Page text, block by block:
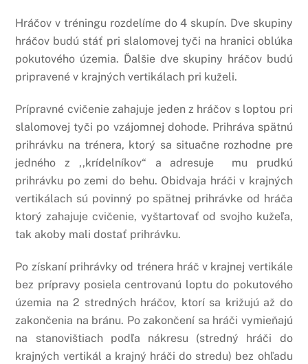
Hráčov v tréningu rozdelíme do 4 skupín. Dve skupiny
hráčov budú stáť pri slalomovej tyči na hranici oblúka
pokutového územia. Ďalšie dve skupiny hráčov budú
pripravené v krajných vertikálach pri kuželi.
Prípravné cvičenie zahajuje jeden z hráčov s loptou pri
slalomovej tyči po vzájomnej dohode. Prihráva spätnú
prihrávku na trénera, ktorý sa situačne rozhodne pre
jedného z ,,krídelníkov“ a adresuje mu prudkú
prihrávku po zemi do behu. Obidvaja hráči v krajných
vertikálach sú povinný po spätnej prihrávke od hráča
ktorý zahajuje cvičenie, vyštartovať od svojho kužeľa,
tak akoby mali dostať prihrávku.
Po získaní prihrávky od trénera hráč v krajnej vertikále
bez prípravy posiela centrovanú loptu do pokutového
územia na 2 stredných hráčov, ktorí sa križujú až do
zakončenia na bránu. Po zakončení sa hráči vymieňajú
na stanovištiach podľa nákresu (stredný hráči do
krajných vertikál a krajný hráči do stredu) bez ohľadu